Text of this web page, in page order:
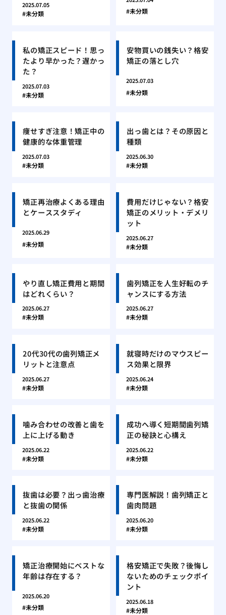
2025.07.05
未分類 未分類
私の矯正スピード！思っ
たより早かった？遅かっ
た？
2025.07.03
未分類
安物買いの銭失い？格安
矯正の落とし穴
2025.07.03
未分類
痩せすぎ注意！矯正中の
健康的な体重管理
2025.07.03
未分類
出っ歯とは？その原因と
種類
2025.06.30
未分類
矯正再治療よくある理由
とケーススタディ
2025.06.29
未分類
費用だけじゃない？格安
矯正のメリット・デメリ
ット
2025.06.27
未分類
やり直し矯正費用と期間
はどれくらい？
2025.06.27
未分類
歯列矯正を人生好転のチ
ャンスにする方法
2025.06.27
未分類
20代30代の歯列矯正メ
リットと注意点
2025.06.27
未分類
就寝時だけのマウスピー
ス効果と限界
2025.06.24
未分類
噛み合わせの改善と歯を
上に上げる動き
2025.06.22
未分類
成功へ導く短期間歯列矯
正の秘訣と心構え
2025.06.22
未分類
抜歯は必要？出っ歯治療
と抜歯の関係
2025.06.22
未分類
専門医解説！歯列矯正と
歯肉問題
2025.06.20
未分類
矯正治療開始にベストな
年齢は存在する？
2025.06.20
未分類
格安矯正で失敗？後悔し
ないためのチェックポイ
ント
2025.06.18
未分類